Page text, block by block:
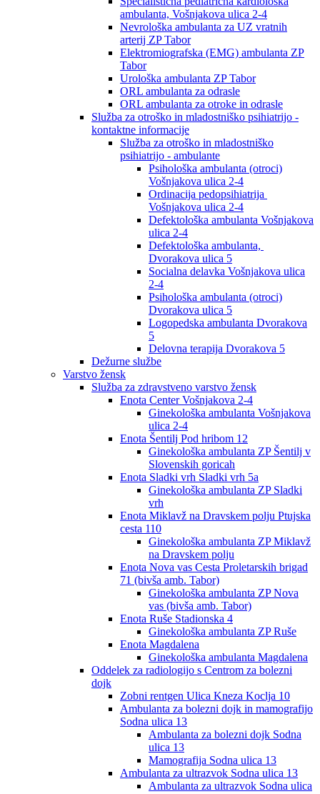
ambulanta, Vošnjakova ulica 2-4
Nevrološka ambulanta za UZ vratnih
arterij ZP Tabor
Elektromiografska (EMG) ambulanta ZP
Tabor
Urološka ambulanta ZP Tabor
ORL ambulanta za odrasle
ORL ambulanta za otroke in odrasle
Služba za otroško in mladostniško psihiatrijo -
kontaktne informacije
Služba za otroško in mladostniško
psihiatrijo - ambulante
Psihološka ambulanta (otroci)
Vošnjakova ulica 2-4
Ordinacija pedopsihiatrija
Vošnjakova ulica 2-4
Defektološka ambulanta Vošnjakova
ulica 2-4
Defektološka ambulanta,
Dvorakova ulica 5
Socialna delavka Vošnjakova ulica
2-4
Psihološka ambulanta (otroci)
Dvorakova ulica 5
Logopedska ambulanta Dvorakova
5
Delovna terapija Dvorakova 5
Dežurne službe
Varstvo žensk
Služba za zdravstveno varstvo žensk
Enota Center Vošnjakova 2-4
Ginekološka ambulanta Vošnjakova
ulica 2-4
Enota Šentilj Pod hribom 12
Ginekološka ambulanta ZP Šentilj v
Slovenskih goricah
Enota Sladki vrh Sladki vrh 5a
Ginekološka ambulanta ZP Sladki
vrh
Enota Miklavž na Dravskem polju Ptujska
cesta 110
Ginekološka ambulanta ZP Miklavž
na Dravskem polju
Enota Nova vas Cesta Proletarskih brigad
71 (bivša amb. Tabor)
Ginekološka ambulanta ZP Nova
vas (bivša amb. Tabor)
Enota Ruše Stadionska 4
Ginekološka ambulanta ZP Ruše
Enota Magdalena
Ginekološka ambulanta Magdalena
Oddelek za radiologijo s Centrom za bolezni
dojk
Zobni rentgen Ulica Kneza Koclja 10
Ambulanta za bolezni dojk in mamografijo
Sodna ulica 13
Ambulanta za bolezni dojk Sodna
ulica 13
Mamografija Sodna ulica 13
Ambulanta za ultrazvok Sodna ulica 13
Ambulanta za ultrazvok Sodna ulica